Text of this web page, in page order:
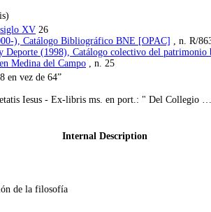
XV 26
), Catálogo Bibliográfico BNE [OPAC] , n. R/
Deporte (1998), Catálogo colectivo del
Medina del Campo , n. 25
en vez de 64”
Iesus - Ex-libris ms. en port.: " Del Collegio
Internal Description
de la filosofía